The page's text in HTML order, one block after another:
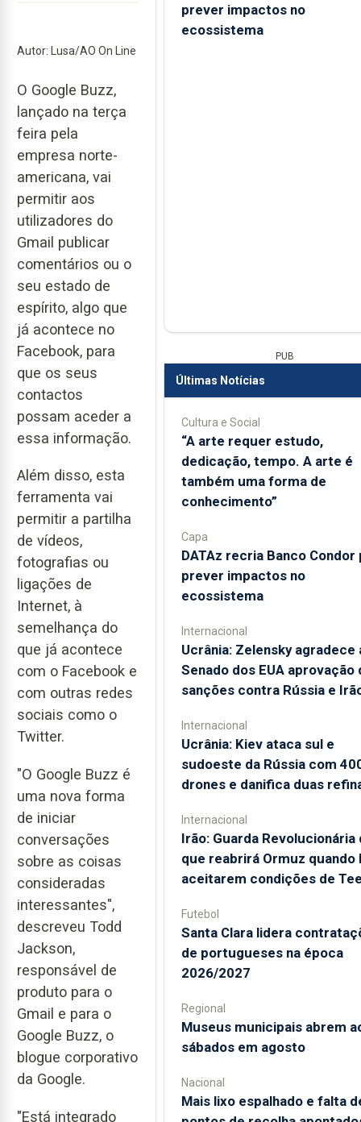
Autor: Lusa/AO On Line
O Google Buzz,
lançado na terça
feira pela
empresa norte-
americana, vai
permitir aos
utilizadores do
Gmail publicar
comentários ou o
seu estado de
espírito, algo que
já acontece no
Facebook, para
que os seus
contactos
possam aceder a
essa informação.
Além disso, esta
ferramenta vai
permitir a partilha
de vídeos,
fotografias ou
ligações de
Internet, à
semelhança do
que já acontece
com o Facebook e
com outras redes
sociais como o
Twitter.
"O Google Buzz é
uma nova forma
de iniciar
conversações
sobre as coisas
consideradas
interessantes",
descreveu Todd
Jackson,
responsável de
produto para o
Gmail e para o
Google Buzz, o
blogue corporativo
da Google.
"Está integrado
prever impactos no
ecossistema
PUB
Últimas Notícias
Cultura e Social
“A arte requer estudo,
dedicação, tempo. A arte é
também uma forma de
conhecimento”
Capa
DATAz recria Banco Condor
prever impactos no
ecossistema
Internacional
Ucrânia: Zelensky agradece
Senado dos EUA aprovação
sanções contra Rússia e
Internacional
Ucrânia: Kiev ataca sul e
sudoeste da Rússia com
drones e danifica duas
Internacional
Irão: Guarda Revolucionária
que reabrirá Ormuz quando
aceitarem condições de
Futebol
Santa Clara lidera
de portugueses na época
2026/2027
Regional
Museus municipais abrem
sábados em agosto
Nacional
Mais lixo espalhado e falta